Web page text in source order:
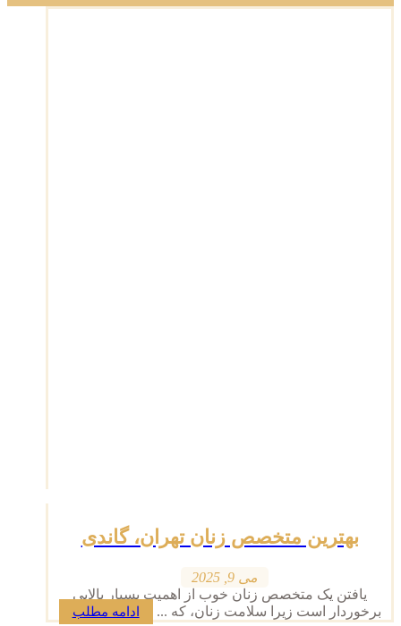
بهترین متخصص زنان تهران، گاندی
می 9, 2025
یافتن یک متخصص زنان خوب از اهمیت بسیار بالایی
برخوردار است زیرا سلامت زنان، که ...
ادامه مطلب